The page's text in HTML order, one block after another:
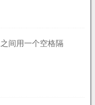
之间用一个空格隔